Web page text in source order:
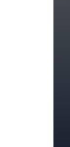
일
무
시
중